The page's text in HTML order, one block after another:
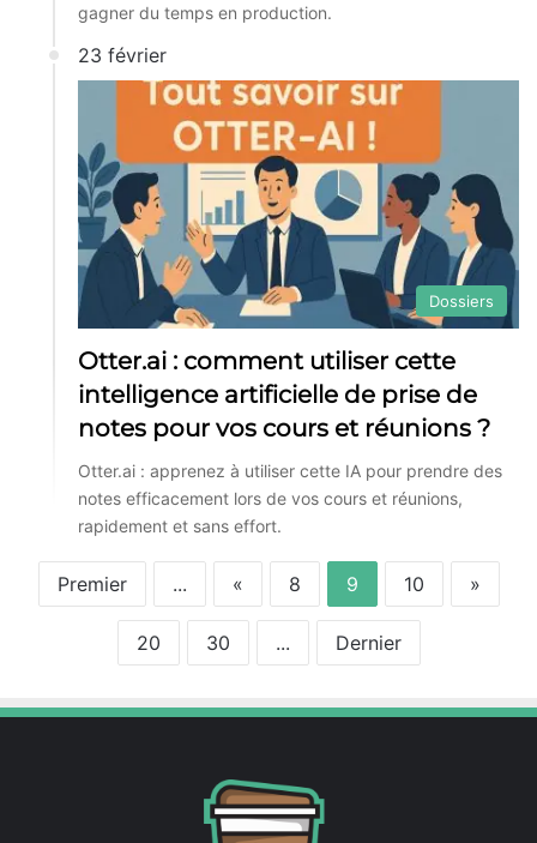
gagner du temps en production.
23 février
Dossiers
Otter.ai : comment utiliser cette
intelligence artificielle de prise de
notes pour vos cours et réunions ?
Otter.ai : apprenez à utiliser cette IA pour prendre des
notes efficacement lors de vos cours et réunions,
rapidement et sans effort.
Premier ... « 8 9 10 »
20 30 ... Dernier